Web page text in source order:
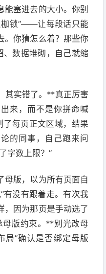
能塞进去的大小。你别
枷锁”——让每段话只能
。你猜怎么着？那些你
、数据堆砌，自己就缩
其实错了。**真正厉害
来，而不是你拼命喊
了每页正文区域，结果
的同事，自己跑来问
字数上限？”
母版，以为所有页面自
有没有跟着走。有次我
，因为那页是手动选了
母版约束。**别光改母
局”确认是否绑定母版